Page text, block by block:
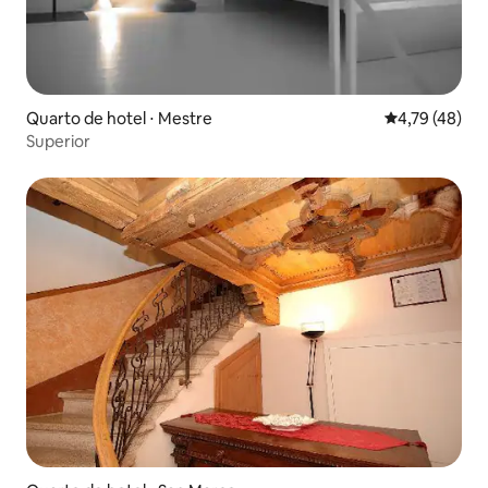
Quarto de hotel ⋅ Mestre 4,79 de uma
4,79 (48)
Superior